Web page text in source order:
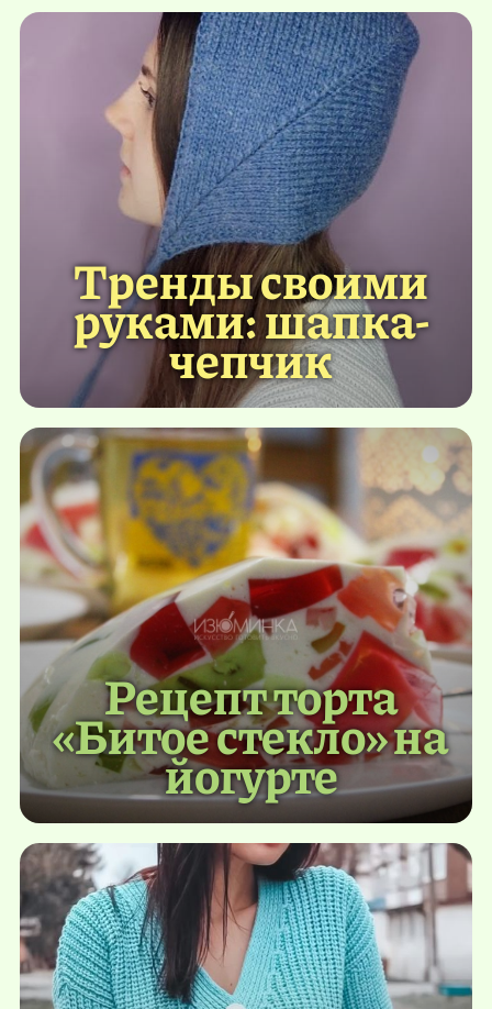
Тренды своими
руками: шапка-
чепчик
Рецепт торта
«Битое стекло» на
йогурте